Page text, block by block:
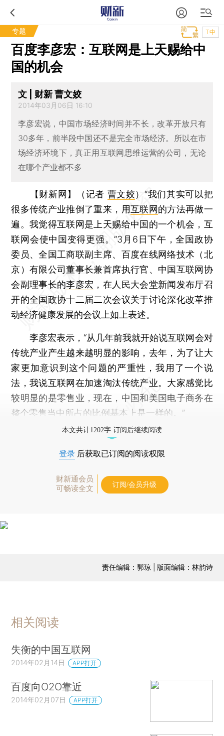
专题 T中
百度李彦宏：互联网是上天赐给中
国的机会
文 | 财新 曹文姣
2014年03月06日 16:10
李彦宏说，中国市场经济时间并不长，改革开放只有
30多年，前半段中国还不是完全市场经济。所以在市
场经济环境下，真正用互联网思维运营的公司，无论
在哪个产业都不多
【财新网】（记者 曹文姣）“我们其实可以把
很多传统产业推倒了重来，用互联网的方法再做一
遍。我觉得互联网是上天赐给中国的一个机会，互
联网会使中国变得更强。”3月6日下午，全国政协
委员、全国工商联副主席、百度在线网络技术（北
京）有限公司董事长兼首席执行官、中国互联网协
会副理事长的李彦宏 ，在人民大会堂新闻发布厅召
开的全国政协十二届二次会议关于讨论深化改革推
动经济健康发展的会议上如上表述。
李彦宏表示，“从几年前我就开始说互联网会对
传统产业产生越来越明显的影响，去年，为了让大
家更加意识到这个问题的严重性，我用了一个说
法，我说互联网在加速淘汰传统产业。大家感觉比
较明显的是零售业，现在，中国和美国电子商务在
整个零售当中所占的比例基本上是一样的。”
本文共计1202字 订阅后继续阅读
登录 后获取已订阅的阅读权限
财新通会员
可畅读全文
订阅/会员升级
责任编辑：郭琼 | 版面编辑：林韵诗
相关阅读
失衡的中国互联网
2014年02月14日 APP打开
百度向O2O靠近
2014年02月07日 APP打开